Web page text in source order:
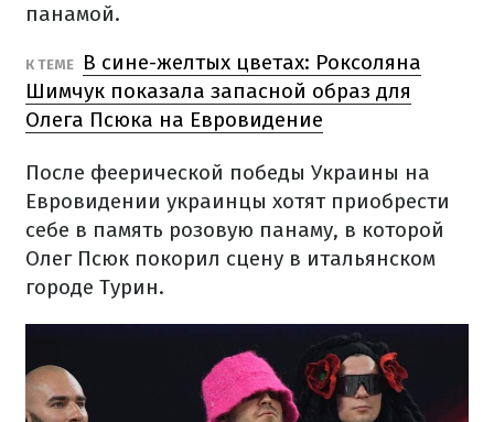
панамой.
К ТЕМЕ
В сине-желтых цветах: Роксоляна
Шимчук показала запасной образ для
Олега Псюка на Евровидение
После феерической победы Украины на
Евровидении украинцы хотят приобрести
себе в память розовую панаму, в которой
Олег Псюк покорил сцену в итальянском
городе Турин.